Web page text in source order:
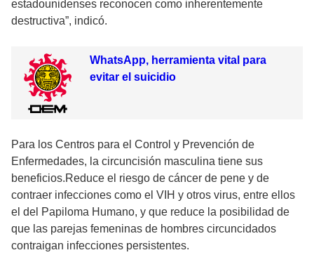
estadounidenses reconocen como inherentemente
destructiva”, indicó.
WhatsApp, herramienta vital para
evitar el suicidio
Para los Centros para el Control y Prevención de
Enfermedades, la circuncisión masculina tiene sus
beneficios.Reduce el riesgo de cáncer de pene y de
contraer infecciones como el VIH y otros virus, entre ellos
el del Papiloma Humano, y que reduce la posibilidad de
que las parejas femeninas de hombres circuncidados
contraigan infecciones persistentes.